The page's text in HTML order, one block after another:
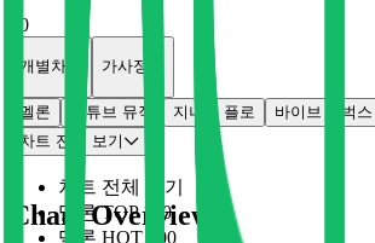
0
개별차트 가사정보
멜론 유튜브 뮤직 지니 플로 바이브
벅스
차트 전체 보기
차트 전체 보기
멜론 TOP 100
멜론 HOT 100
Chart Overview